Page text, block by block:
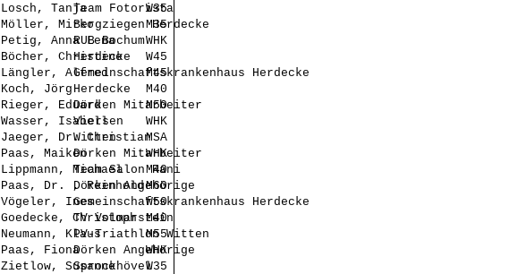
Losch, TanjaTeam Fotorista
W35
Möller, MirkoBergziegen Herdecke
M35
Petig, Anna Lena
RUB BochumWHK
Böcher, Christine
Herdecke
W45
Längler, AlfredGemeinschaftskrankenhaus Herdecke
M45
Koch, Jörg Herdecke
M40
Rieger, EduardDörken Mitarbeiter
M50
Wasser, Isabell
Viersen
WHK
Jaeger, Dr. Christian
Witten
MSA
Paas, MaikenDörken Mitarbeiter
WHK
Lippmann, MichaelTeam Salon Rani
M40
Paas, Dr. , Reinhold
Dörken Angehörige
M60
Vögeler, InesGemeinschaftskrankenhaus Herdecke
W50
Goedecke, Christoph
TV Volmarstein
M40
Neumann, KlausPV-Triathlon Witten
M55
Paas, FionaDörken Angehörige
WHK
Zietlow, Susanne
SprockhövelW35